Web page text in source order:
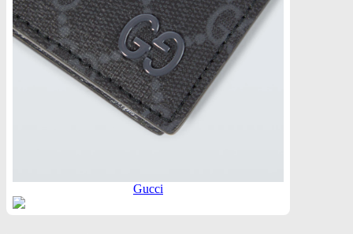
Gucci